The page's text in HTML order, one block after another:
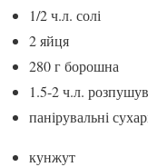
1/2 ч.л. солі
2 яйця
280 г борошна
1.5-2 ч.л.
панірувальні
кунжут